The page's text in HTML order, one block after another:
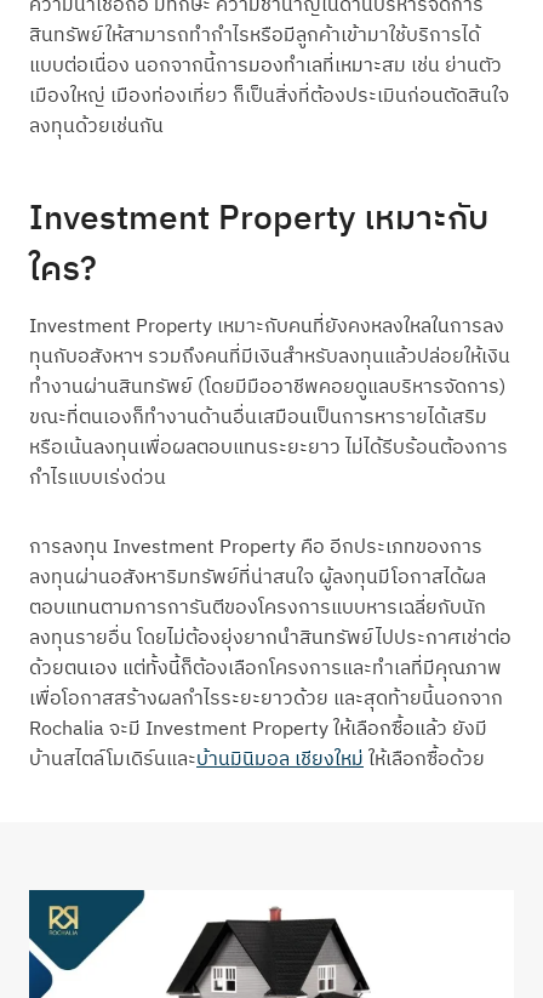
สินทรัพย์ให้สามารถทำกำไรหรือมีลูกค้าเข้ามาใช้บริการได้
แบบต่อเนื่อง นอกจากนี้การมองทำเลที่เหมาะสม เช่น ย่านตัว
เมืองใหญ่ เมืองท่องเที่ยว ก็เป็นสิ่งที่ต้องประเมินก่อนตัดสินใจ
ลงทุนด้วยเช่นกัน
Investment Property เหมาะกับ
ใคร?
Investment Property เหมาะกับคนที่ยังคงหลงใหลในการลง
ทุนกับอสังหาฯ รวมถึงคนที่มีเงินสำหรับลงทุนแล้วปล่อยให้เงิน
ทำงานผ่านสินทรัพย์ (โดยมีมืออาชีพคอยดูแลบริหารจัดการ)
ขณะที่ตนเองก็ทำงานด้านอื่นเสมือนเป็นการหารายได้เสริม
หรือเน้นลงทุนเพื่อผลตอบแทนระยะยาว ไม่ได้รีบร้อนต้องการ
กำไรแบบเร่งด่วน
การลงทุน Investment Property คือ อีกประเภทของการ
ลงทุนผ่านอสังหาริมทรัพย์ที่น่าสนใจ ผู้ลงทุนมีโอกาสได้ผล
ตอบแทนตามการการันตีของโครงการแบบหารเฉลี่ยกับนัก
ลงทุนรายอื่น โดยไม่ต้องยุ่งยากนำสินทรัพย์ไปประกาศเช่าต่อ
ด้วยตนเอง แต่ทั้งนี้ก็ต้องเลือกโครงการและทำเลที่มีคุณภาพ
เพื่อโอกาสสร้างผลกำไรระยะยาวด้วย และสุดท้ายนี้นอกจาก
Rochalia จะมี Investment Property ให้เลือกซื้อแล้ว ยังมี
บ้านสไตล์โมเดิร์นและบ้านมินิมอล เชียงใหม่ ให้เลือกซื้อด้วย